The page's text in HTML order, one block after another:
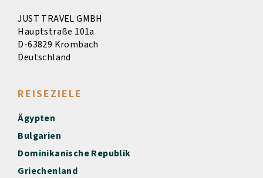
JUST TRAVEL GMBH
Hauptstraße 101a
D-63829 Krombach
Deutschland
REISEZIELE
Ägypten
Bulgarien
Dominikanische Republik
Griechenland